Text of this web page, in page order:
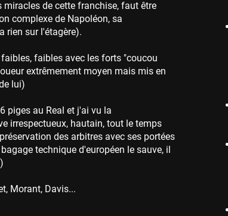
miracles de cette franchise, faut être
complexe de Napoléon, sa
rien sur l'étagère).
faibles avec les forts "coucou
extrêmement moyen mais mis en
lui)
piges au Real et j'ai vu la
irrespectueux, hautain, tout le temps
des arbitres avec ses portées
technique d'européen le sauve, il
Morant, Davis...